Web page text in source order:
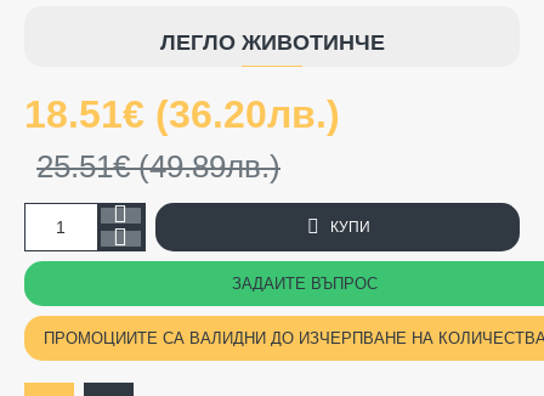
ЛЕГЛО ЖИВОТИНЧЕ
18.51€ (36.20лв.)
25.51€ (49.89лв.)
КУПИ
ЗАДАЙТЕ ВЪПРОС
ПРОМОЦИИТЕ СА ВАЛИДНИ ДО ИЗЧЕРПВАНЕ НА